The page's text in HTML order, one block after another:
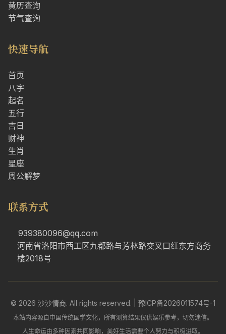
黄历查询
节气查询
快速导航
首页
八字
起名
五行
吉日
财神
生肖
星座
周公解梦
联系方式
939380096@qq.com
河南省洛阳市西工区九都路与芳林路交叉口红东方商务
楼2018号
© 2026 沙沙情商. All rights reserved. | 豫ICP备2026011574号-1
本站内容源自中国传统国学文化，所有测算结果仅供娱乐参考，切勿迷信。
人生命运由多种因素共同影响，美好生活需要个人努力与积极进取。